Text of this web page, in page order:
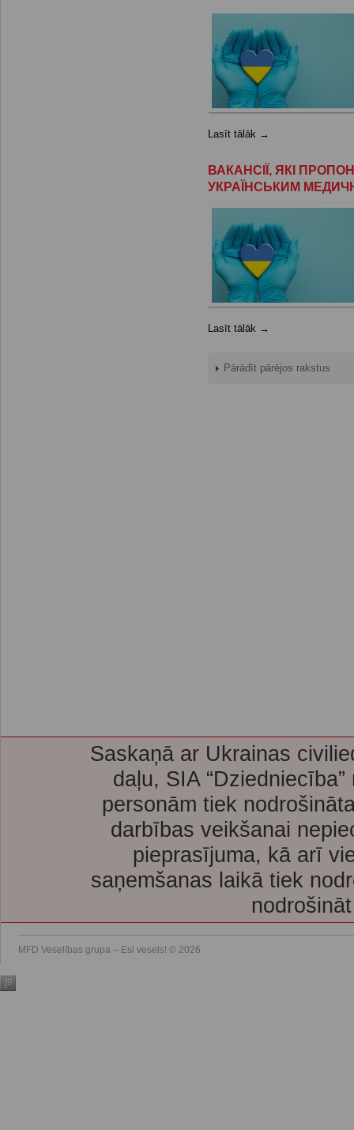
Lasīt tālāk →
ВАКАНСІЇ, ЯКІ
УКРАЇНСЬКИМ
Lasīt tālāk →
Pārādīt pārējos rakstus
Saskaņā ar Ukrainas
daļu, SIA
personām tiek
darbības veikšanai
pieprasījuma, kā arī
saņemšanas laikā tiek
MFD Veselības grupa – Esi vesels! © 2026